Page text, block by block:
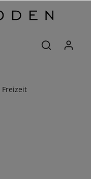
Freizeit